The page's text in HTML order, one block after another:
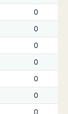
0
0
0
0
0
0
0